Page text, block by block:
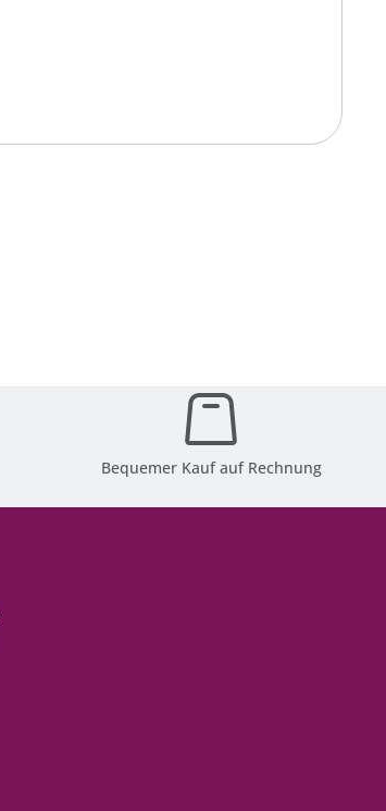
Bequemer Kauf auf Rechnung